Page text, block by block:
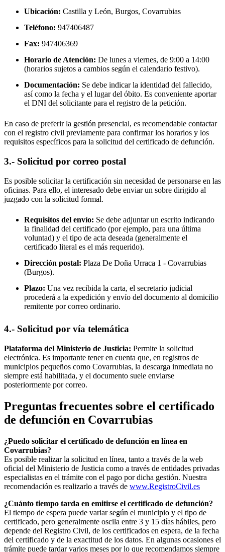
Ubicación: Castilla y León, Burgos, Covarrubias
Teléfono: 947406487
Fax: 947406369
Horario de Atención: De lunes a viernes, de 9:00 a 14:00
(horarios sujetos a cambios según el calendario festivo).
Documentación: Se debe indicar la identidad del fallecido,
así como la fecha y el lugar del óbito. Es conveniente aportar
el DNI del solicitante para el registro de la petición.
En caso de preferir la gestión presencial, es recomendable contactar
con el registro civil previamente para confirmar los horarios y los
requisitos específicos para la solicitud del certificado de defunción.
3.- Solicitud por correo postal
Es posible solicitar la certificación sin necesidad de personarse en las
oficinas. Para ello, el interesado debe enviar un sobre dirigido al
juzgado con la solicitud formal.
Requisitos del envío: Se debe adjuntar un escrito indicando
la finalidad del certificado (por ejemplo, para una última
voluntad) y el tipo de acta deseada (generalmente el
certificado literal es el más requerido).
Dirección postal: Plaza De Doña Urraca 1 - Covarrubias
(Burgos).
Plazo: Una vez recibida la carta, el secretario judicial
procederá a la expedición y envío del documento al domicilio
remitente por correo ordinario.
4.- Solicitud por vía telemática
Plataforma del Ministerio de Justicia: Permite la solicitud
electrónica. Es importante tener en cuenta que, en registros de
municipios pequeños como Covarrubias, la descarga inmediata no
siempre está habilitada, y el documento suele enviarse
posteriormente por correo.
Preguntas frecuentes sobre el certificado
de defunción en Covarrubias
¿Puedo solicitar el certificado de defunción en línea en
Covarrubias?
Es posible realizar la solicitud en línea, tanto a través de la web
oficial del Ministerio de Justicia como a través de entidades privadas
especialistas en el trámite con el pago por dicha gestión. Nuestra
recomendación es realizarlo a través de www.RegistroCivil.es
¿Cuánto tiempo tarda en emitirse el certificado de defunción?
El tiempo de espera puede variar según el municipio y el tipo de
certificado, pero generalmente oscila entre 3 y 15 días hábiles, pero
depende del Registro Civil, de los certificados en espera, de la fecha
del certificado y de la exactitud de los datos. En algunas ocasiones el
trámite puede tardar varios meses por lo que recomendamos siempre